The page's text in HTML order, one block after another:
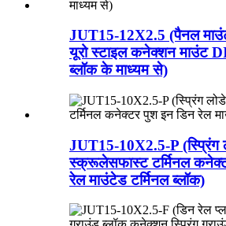
JUT15-12X2.5 (पैनल
यूरो स्टाइल कनेक्शन माउंट
ब्लॉक के माध्यम से)
JUT15-10X2.5-P (स्प्रिंग
स्क्रूलेसफास्ट टर्मिनल
रेल माउंटेड टर्मिनल ब्लॉक)